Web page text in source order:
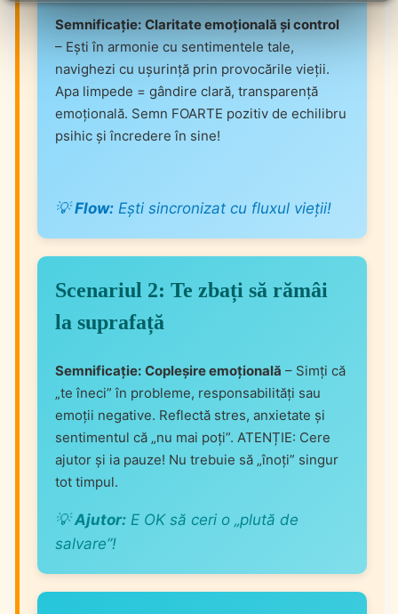
Semnificație: Claritate emoțională și control
– Ești în armonie cu sentimentele tale,
navighezi cu ușurință prin provocările vieții.
Apa limpede = gândire clară, transparență
emoțională. Semn FOARTE pozitiv de echilibru
psihic și încredere în sine!
💡Flow: Ești sincronizat cu fluxul vieții!
Scenariul 2: Te zbați să rămâi
la suprafață
Semnificație: Copleșire emoțională – Simți că
„te îneci” în probleme, responsabilități sau
emoții negative. Reflectă stres, anxietate și
sentimentul că „nu mai poți”. ATENȚIE: Cere
ajutor și ia pauze! Nu trebuie să „înoți” singur
tot timpul.
💡Ajutor: E OK să ceri o „plută de
salvare”!